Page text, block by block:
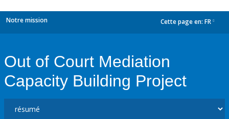
Notre mission Cette page en: FR
Out of Court Mediation
Capacity Building Project